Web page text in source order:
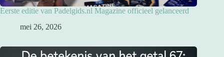
Eerste editie van Padelgids.nl Magazine officieel gelanceerd
mei 26, 2026